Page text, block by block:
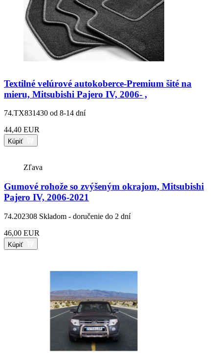
Textilné velúrové autokoberce-Premium šité na
mieru, Mitsubishi Pajero IV, 2006- ,
74.TX831430 od 8-14 dní
44,40 EUR
Kúpiť
Zľava
Gumové rohože so zvýšeným okrajom, Mitsubishi
Pajero IV, 2006-2021
74.202308 Skladom - doručenie do 2 dní
46,00 EUR
Kúpiť